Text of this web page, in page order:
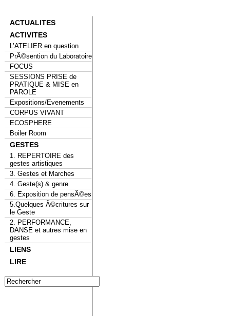
ACTUALITES
ACTIVITES
L’ATELIER en question
PrÃ©sention du Laboratoire
FOCUS
SESSIONS PRISE de
PRATIQUE & MISE en
PAROLE
Expositions/Evenements
CORPUS VIVANT
ECOSPHERE
Boiler Room
GESTES
1. REPERTOIRE des
gestes artistiques
3. Gestes et Marches
4. Geste(s) & genre
6. Exposition de pensÃ©es
5.Quelques Ã©critures sur
le Geste
2. PERFORMANCE,
DANSE et autres mise en
gestes
LIENS
LIRE